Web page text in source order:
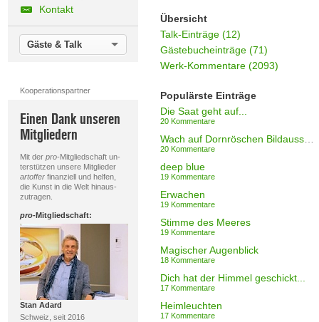
Kontakt
Gäste & Talk
Kooperationspartner
Einen Dank unseren
Mitgliedern
Mit der pro-Mitgliedschaft un-
terstützen unsere Mitglieder
artofferfinanziell und helfen,
die Kunst in die Welt hinaus-
zutragen.
pro-Mitgliedschaft:
Stan Adard
Schweiz, seit 2016
Übersicht
Talk-Einträge (12)
Gästebucheinträge (71)
Werk-Kommentare (2093)
Populärste Einträge
Die Saat geht auf...
20 Kommentare
Wach auf Dornröschen Bildausschnitt II
20 Kommentare
deep blue
19 Kommentare
Erwachen
19 Kommentare
Stimme des Meeres
19 Kommentare
Magischer Augenblick
18 Kommentare
Dich hat der Himmel geschickt...
17 Kommentare
Heimleuchten
17 Kommentare